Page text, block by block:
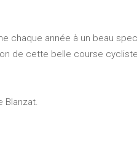
chaque année à un beau
de cette belle course
Blanzat.